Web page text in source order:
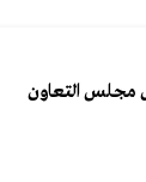
مجلس التعاون